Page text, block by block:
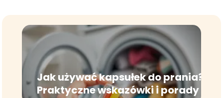
Jak używać kapsułek do prania?
Praktyczne wskazówki i porady